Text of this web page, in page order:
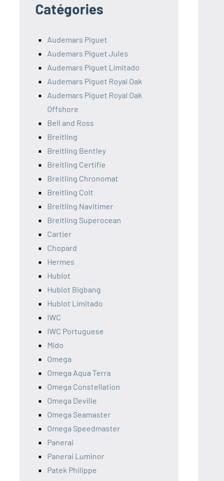
Catégories
Audemars Piguet
Audemars Piguet Jules
Audemars Piguet Limitado
Audemars Piguet Royal Oak
Audemars Piguet Royal Oak
Offshore
Bell and Ross
Breitling
Breitling Bentley
Breitling Certifie
Breitling Chronomat
Breitling Colt
Breitling Navitimer
Breitling Superocean
Cartier
Chopard
Hermes
Hublot
Hublot Bigbang
Hublot Limitado
IWC
IWC Portuguese
Mido
Omega
Omega Aqua Terra
Omega Constellation
Omega Deville
Omega Seamaster
Omega Speedmaster
Panerai
Panerai Luminor
Patek Philippe